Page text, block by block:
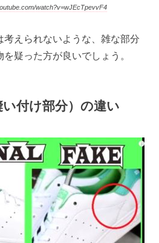
watch?v=wJEcTpevvF4
えられないような、雑な部分
疑った方が良いでしょう。
付け部分）の違い